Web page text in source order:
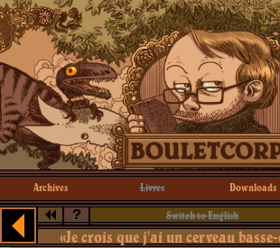
Archives Livres Downloads
? Switch to English
«Je crois que j'ai un cerveau